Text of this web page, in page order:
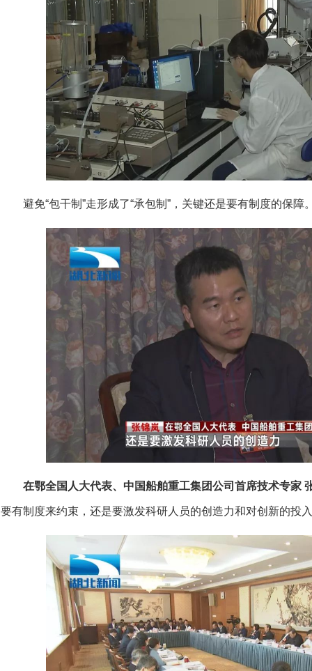
避免“包干制”走形成了“承包制”，关键还是要有制度的保障
在鄂全国人大代表、中国船舶重工集团公司首席技术专家
要有制度来约束，还是要激发科研人员的创造力和对创新的投